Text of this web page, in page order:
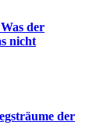
der
nicht
der